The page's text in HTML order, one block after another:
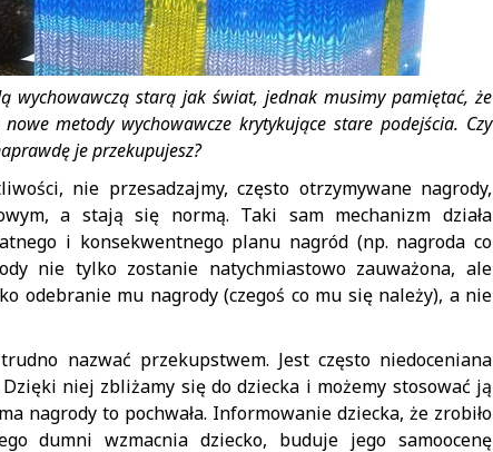
wychowawczą starą jak świat, jednak musimy pamiętać, że
metody wychowawcze krytykujące stare podejścia. Czy
je przekupujesz?
nie przesadzajmy, często otrzymywane nagrody,
a stają się normą. Taki sam mechanizm działa
i konsekwentnego planu nagród (np. nagroda co
nie tylko zostanie natychmiastowo zauważona, ale
odebranie mu nagrody (czegoś co mu się należy), a nie
nazwać przekupstwem. Jest często niedoceniana
niej zbliżamy się do dziecka i możemy stosować ją
nagrody to pochwała. Informowanie dziecka, że zrobiło
dumni wzmacnia dziecko, buduje jego samoocenę